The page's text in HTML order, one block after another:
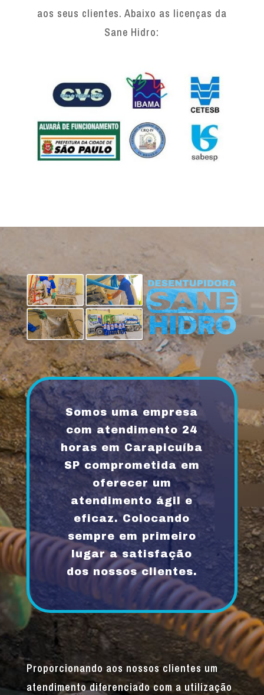
aos seus clientes. Abaixo as licenças da
Sane Hidro:
Somos uma empresa
com atendimento 24
horas em Carapicuíba
SP comprometida em
oferecer um
atendimento ágil e
eficaz. Colocando
sempre em primeiro
lugar a satisfação
dos nossos clientes.
Proporcionando aos nossos clientes um
atendimento diferenciado com a utilização